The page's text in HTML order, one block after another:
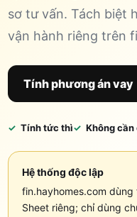
sơ tư vấn. Tách biệt
vận hành riêng trên
Tính phương án vay
Tính tức thì Không cần
Hệ thống độc lập
fin.hayhomes.com
Sheet riêng; chỉ dùng